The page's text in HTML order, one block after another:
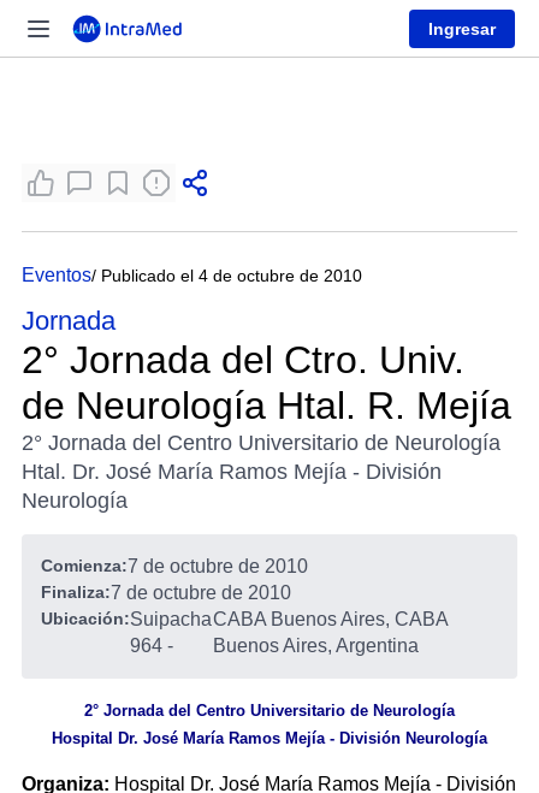
Ingresar
Eventos/ Publicado el 4 de octubre de 2010
Jornada
2° Jornada del Ctro. Univ.
de Neurología Htal. R. Mejía
2° Jornada del Centro Universitario de Neurología
Htal. Dr. José María Ramos Mejía - División
Neurología
Comienza:7 de octubre de 2010
Finaliza:7 de octubre de 2010
Ubicación:Suipacha
964 -
CABA Buenos Aires, CABA
Buenos Aires, Argentina
2° Jornada del Centro Universitario de Neurología
Hospital Dr. José María Ramos Mejía - División Neurología
Organiza: Hospital Dr. José María Ramos Mejía - División